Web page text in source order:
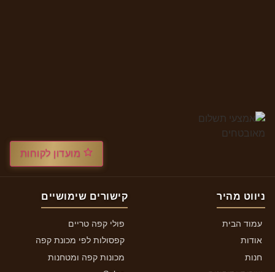
ניווט מהיר
עמוד הבית
אודות
חנות
קישורים שימושיים
פולי קפה טריים
קפסולות לפי מכונת קפה
מכונות קפה ומטחנות